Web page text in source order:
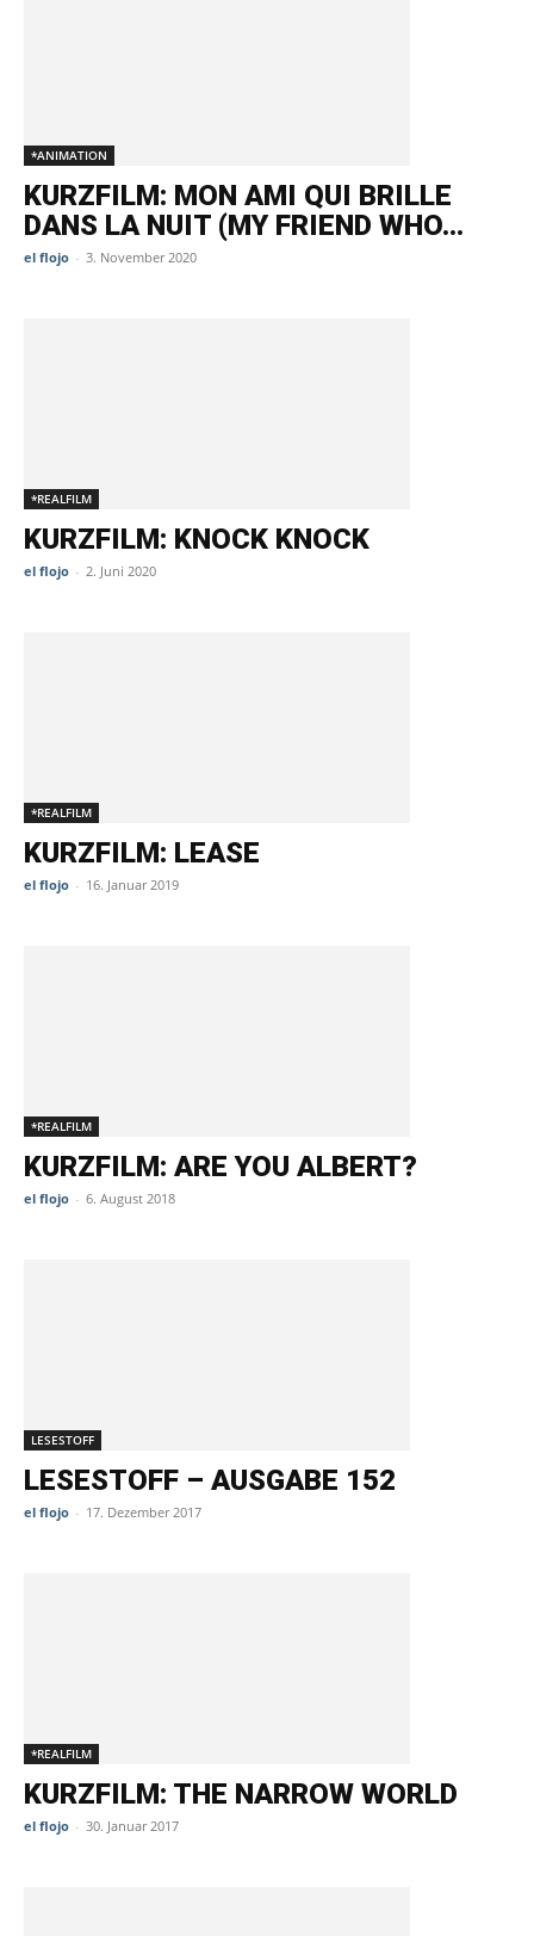
*ANIMATION
KURZFILM: MON AMI QUI BRILLE
DANS LA NUIT (MY FRIEND WHO...
el flojo - 3. November 2020
*REALFILM
KURZFILM: KNOCK KNOCK
el flojo - 2. Juni 2020
*REALFILM
KURZFILM: LEASE
el flojo - 16. Januar 2019
*REALFILM
KURZFILM: ARE YOU ALBERT?
el flojo - 6. August 2018
LESESTOFF
LESESTOFF – AUSGABE 152
el flojo - 17. Dezember 2017
*REALFILM
KURZFILM: THE NARROW WORLD
el flojo - 30. Januar 2017